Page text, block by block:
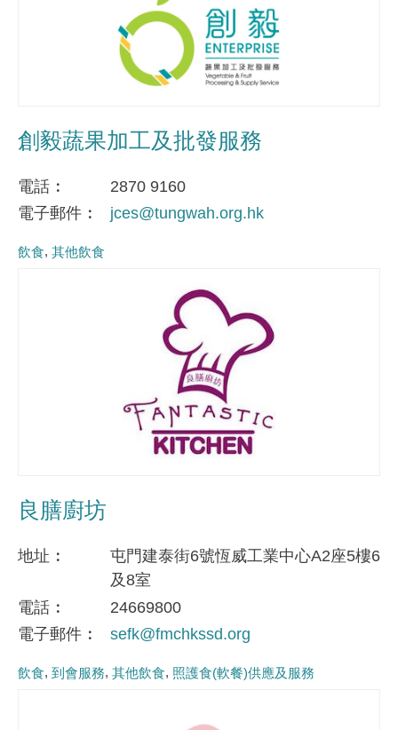
創毅蔬果加工及批發服務
電話
2870 9160
電子郵件
jces@tungwah.org.hk
飲食 其他飲食
良膳廚坊
地址
屯門建泰街6號恆威工業中心A2座5樓6
及8室
電話
24669800
電子郵件
sefk@fmchkssd.org
飲食 到會服務 其他飲食 照護食(軟餐)供應及服務